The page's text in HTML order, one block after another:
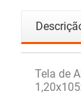
Tela de